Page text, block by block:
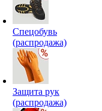
Спецобувь
(распродажа)
Защита рук
(распродажа)